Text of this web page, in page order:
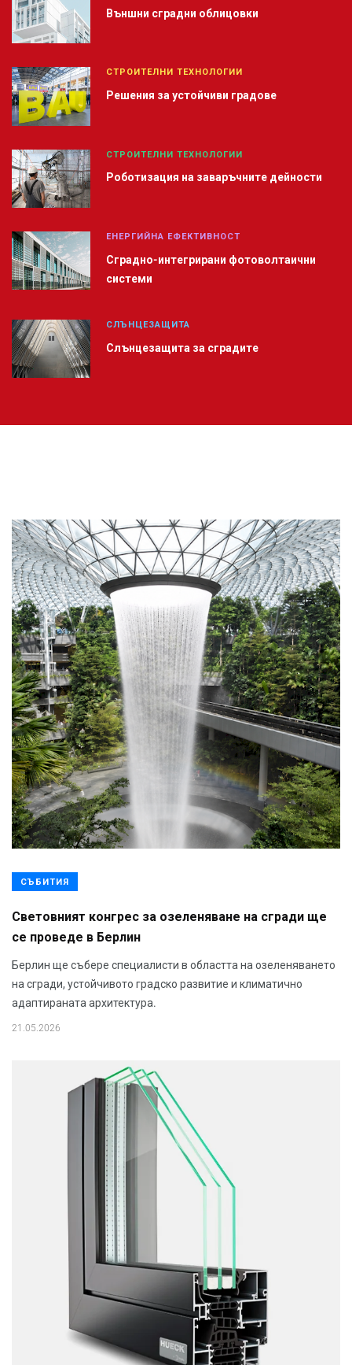
Външни сградни облицовки
СТРОИТЕЛНИ ТЕХНОЛОГИИ
Решения за устойчиви градове
СТРОИТЕЛНИ ТЕХНОЛОГИИ
Роботизация на заваръчните дейности
ЕНЕРГИЙНА ЕФЕКТИВНОСТ
Сградно-интегрирани фотоволтаични
системи
СЛЪНЦЕЗАЩИТА
Слънцезащита за сградите
СЪБИТИЯ
Световният конгрес за озеленяване на сгради ще
се проведе в Берлин
Берлин ще събере специалисти в областта на озеленяването
на сгради, устойчивото градско развитие и климатично
адаптираната архитектура.
21.05.2026